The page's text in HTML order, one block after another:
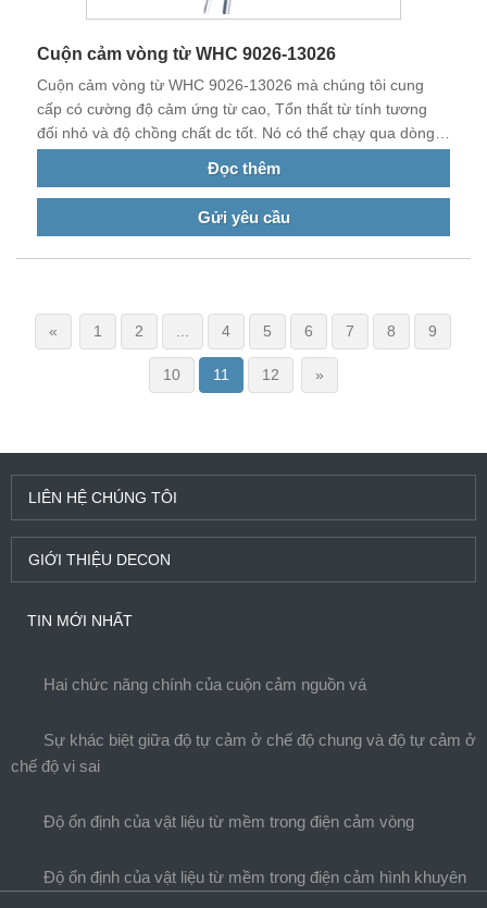
Cuộn cảm vòng từ WHC 9026-13026
Cuộn cảm vòng từ WHC 9026-13026 mà chúng tôi cung
cấp có cường độ cảm ứng từ cao, Tổn thất từ ​​tính tương
đối nhỏ và độ chồng chất dc tốt. Nó có thể chạy qua dòng
Đọc thêm
Gửi yêu cầu
« 1 2 4 5 6 7 8 9
10 11 12 »
LIÊN HỆ CHÚNG TÔI
GIỚI THIỆU DECON
TIN MỚI NHẤT
Hai chức năng chính của cuộn cảm nguồn vá
Sự khác biệt giữa độ tự cảm ở chế độ chung và độ tự cảm ở
chế độ vi sai
Độ ổn định của vật liệu từ mềm trong điện cảm vòng
Độ ổn định của vật liệu từ mềm trong điện cảm hình khuyên